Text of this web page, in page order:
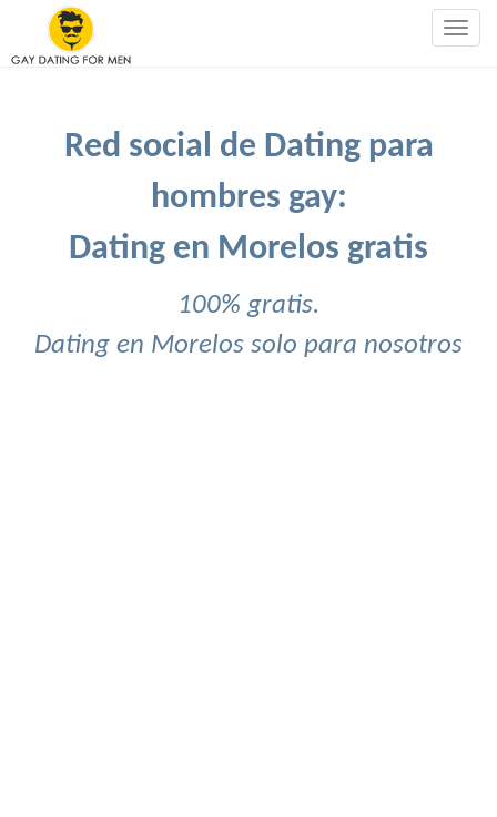
Red social de Dating para
hombres gay:
Dating en Morelos gratis
100% gratis.
Dating en Morelos solo para nosotros